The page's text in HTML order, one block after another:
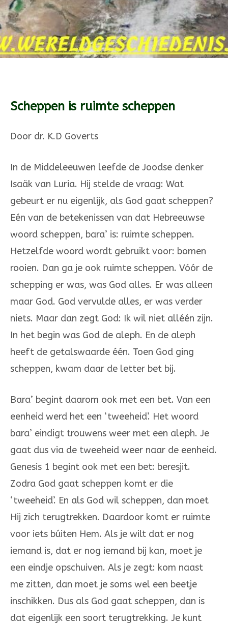
Scheppen is ruimte scheppen
Door dr. K.D Goverts
In de Middeleeuwen leefde de Joodse denker
Isaäk van Luria. Hij stelde de vraag: Wat
gebeurt er nu eigenlijk, als God gaat scheppen?
Eén van de betekenissen van dat Hebreeuwse
woord scheppen, bara’ is: ruimte scheppen.
Hetzelfde woord wordt gebruikt voor: bomen
rooien. Dan ga je ook ruim­te scheppen. Vóór de
schepping er was, was God alles. Er was alleen
maar God. God vervulde alles, er was verder
niets. Maar dan zegt God: Ik wil niet alléén zijn.
In het begin was God de aleph. En de aleph
heeft de getals­waarde één. Toen God ging
scheppen, kwam daar de letter bet bij.
Bara’ begint daarom ook met een bet. Van een
eenheid werd het een ‘tweeheid’. Het woord
bara’ eindigt trouwens weer met een aleph. Je
gaat dus via de tweeheid weer naar de eenheid.
Genesis 1 begint ook met een bet: beresjit.
Zodra God gaat scheppen komt er die
‘tweeheid’. En als God wil scheppen, dan moet
Hij zich te­rugtrekken. Daardoor komt er ruimte
voor iets búiten Hem. Als je wilt dat er nog
iemand is, dat er nog iemand bij kan, moet je
een eindje opschuiven. Als je zegt: kom naast
me zitten, dan moet je soms wel een beetje
inschikken. Dus als God gaat scheppen, dan is
dat eigenlijk een soort terug­trek­king. Je kunt